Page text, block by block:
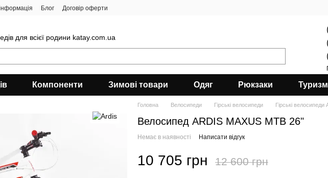
Блог Договір оферти
для всієї родини katay.com.ua
Компоненти Зимові товари Одяг Рюкзаки Туризм
Головна Велосипеди Гірські велосипеди Гірські велосипеди
Велосипед ARDIS MAXUS MTB 26"
Немає в наявності Написати відгук
10 705 грн 12 600 грн